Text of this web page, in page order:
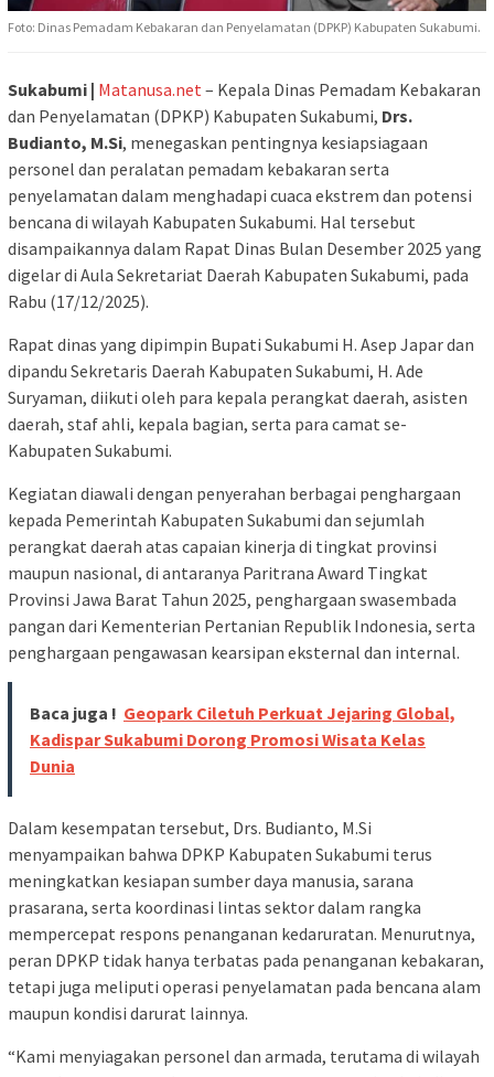
Foto: Dinas Pemadam Kebakaran dan Penyelamatan (DPKP) Kabupaten Sukabumi.
Sukabumi | Matanusa.net– Kepala Dinas Pemadam Kebakaran
dan Penyelamatan (DPKP) Kabupaten Sukabumi, Drs.
Budianto, M.Si, menegaskan pentingnya kesiapsiagaan
personel dan peralatan pemadam kebakaran serta
penyelamatan dalam menghadapi cuaca ekstrem dan potensi
bencana di wilayah Kabupaten Sukabumi. Hal tersebut
disampaikannya dalam Rapat Dinas Bulan Desember 2025 yang
digelar di Aula Sekretariat Daerah Kabupaten Sukabumi, pada
Rabu (17/12/2025).
Rapat dinas yang dipimpin Bupati Sukabumi H. Asep Japar dan
dipandu Sekretaris Daerah Kabupaten Sukabumi, H. Ade
Suryaman, diikuti oleh para kepala perangkat daerah, asisten
daerah, staf ahli, kepala bagian, serta para camat se-
Kabupaten Sukabumi.
Kegiatan diawali dengan penyerahan berbagai penghargaan
kepada Pemerintah Kabupaten Sukabumi dan sejumlah
perangkat daerah atas capaian kinerja di tingkat provinsi
maupun nasional, di antaranya Paritrana Award Tingkat
Provinsi Jawa Barat Tahun 2025, penghargaan swasembada
pangan dari Kementerian Pertanian Republik Indonesia, serta
penghargaan pengawasan kearsipan eksternal dan internal.
Baca juga ! Geopark Ciletuh Perkuat Jejaring Global,
Kadispar Sukabumi Dorong Promosi Wisata Kelas
Dunia
Dalam kesempatan tersebut, Drs. Budianto, M.Si
menyampaikan bahwa DPKP Kabupaten Sukabumi terus
meningkatkan kesiapan sumber daya manusia, sarana
prasarana, serta koordinasi lintas sektor dalam rangka
mempercepat respons penanganan kedaruratan. Menurutnya,
peran DPKP tidak hanya terbatas pada penanganan kebakaran,
tetapi juga meliputi operasi penyelamatan pada bencana alam
maupun kondisi darurat lainnya.
“Kami menyiagakan personel dan armada, terutama di wilayah